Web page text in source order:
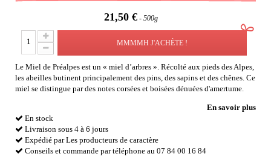
21,50 € 500g
MMMMH J'ACHÈTE !
Le Miel de Préalpes est un « miel d’arbres ». Récolté aux pieds des Alpes,
les abeilles butinent principalement des pins, des sapins et des chênes. Ce
miel se distingue par des notes corsées et boisées dénuées d'amertume.
En savoir plus
En stock
Livraison sous 4 à 6 jours
Expédié par Les producteurs de caractère
Conseils et commande par téléphone au 07 84 00 16 84